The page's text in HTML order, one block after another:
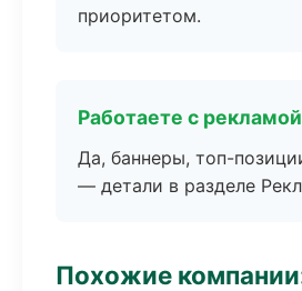
приоритетом.
Работаете с
Да, баннеры, топ-
— детали в разделе
Похожие